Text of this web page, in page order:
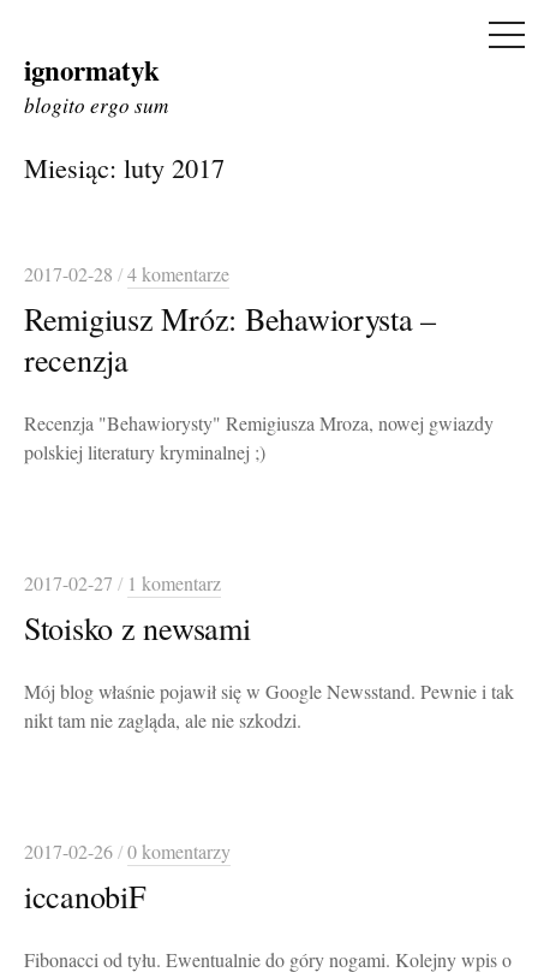
Skip
to
ignormatyk
blogito ergo sum
Miesiąc: luty 2017
2017-02-28 /4 komentarze
Remigiusz Mróz: Behawiorysta –
recenzja
Recenzja "Behawiorysty" Remigiusza Mroza, nowej gwiazdy
polskiej literatury kryminalnej ;)
2017-02-27 / 1 komentarz
Stoisko z newsami
Mój blog właśnie pojawił się w Google Newsstand. Pewnie i tak
nikt tam nie zagląda, ale nie szkodzi.
2017-02-26/0 komentarzy
iccanobiF
Fibonacci od tyłu. Ewentualnie do góry nogami. Kolejny wpis o